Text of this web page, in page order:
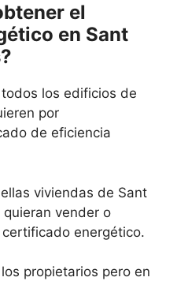
el
en Sant
los edificios de
por
de eficiencia
viviendas de Sant
quieran vender o
energético.
propietarios pero en